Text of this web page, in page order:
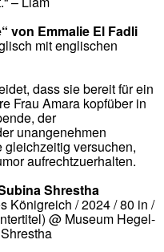
von Emmalie El Fadli
mit englischen
dass sie bereit für ein
Frau Amara kopfüber in
der
unangenehmen
versuchen,
aufrechtzuerhalten.
Shrestha
Königreich / 2024 / 80 in /
@ Museum Hegel-